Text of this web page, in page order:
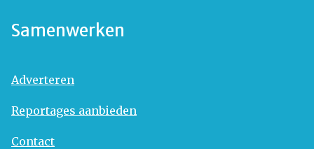
Samenwerken
Adverteren
Reportages aanbieden
Contact